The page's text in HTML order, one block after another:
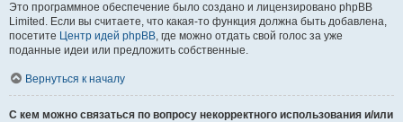
Это программное обеспечение было создано и лицензировано phpBB
Limited. Если вы считаете, что какая-то функция должна быть добавлена,
посетите Центр идей phpBB, где можно отдать свой голос за уже
поданные идеи или предложить собственные.
Вернуться к началу
С кем можно связаться по вопросу некорректного использования и/или